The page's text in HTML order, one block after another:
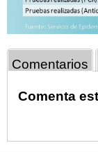
Comentarios
Comenta